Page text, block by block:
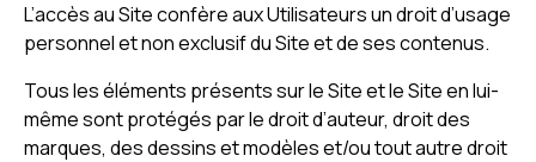
L’accès au Site confère aux Utilisateurs un droit d’usage
personnel et non exclusif du Site et de ses contenus.
Tous les éléments présents sur le Site et le Site en lui-
même sont protégés par le droit d’auteur, droit des
marques, des dessins et modèles et/ou tout autre droit